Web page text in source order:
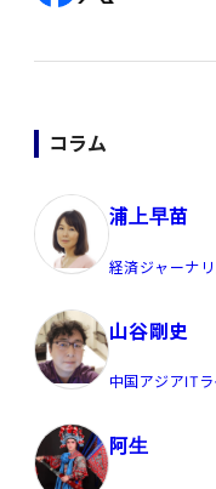
コラム
浦上早苗
経済ジャーナ
山谷剛史
中国アジアITラ
阿生